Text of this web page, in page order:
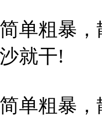
单粗暴
就干!
单粗暴